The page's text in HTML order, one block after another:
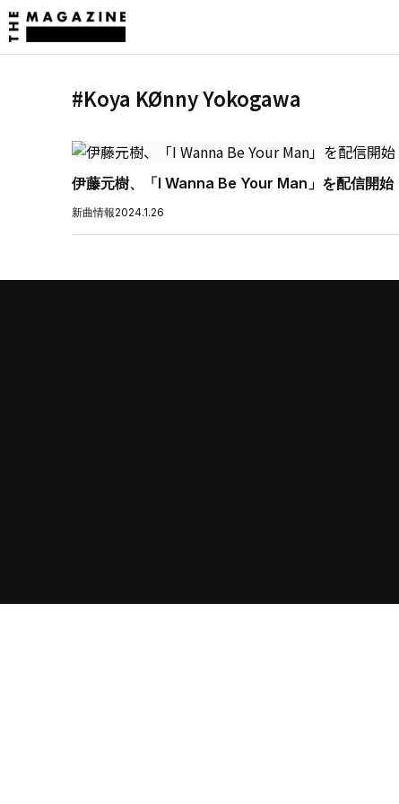
#Koya KØnny Yokogawa
伊藤元樹、「I Wanna Be Your Man」を配信開始
新曲情報2024.1.26